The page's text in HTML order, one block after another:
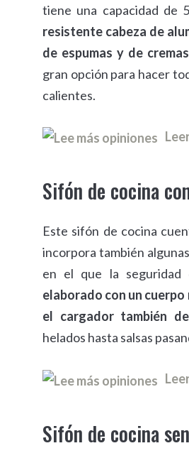
tiene una capacidad de
resistente cabeza de
de espumas y de cremas
gran opción para hacer
calientes.
Sifón de cocina
Este sifón de cocina
incorpora también
en el que la seguridad
elaborado con un
el cargador también
helados hasta salsas
Sifón de cocina